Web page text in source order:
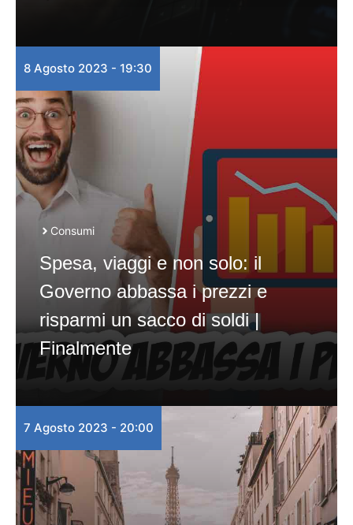
8 Agosto 2023 - 19:30
Consumi
Spesa, viaggi e non solo: il
Governo abbassa i prezzi e
risparmi un sacco di soldi |
Finalmente
7 Agosto 2023 - 20:00